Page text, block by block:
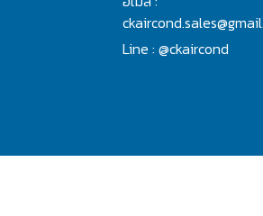
Line : @ckaircond